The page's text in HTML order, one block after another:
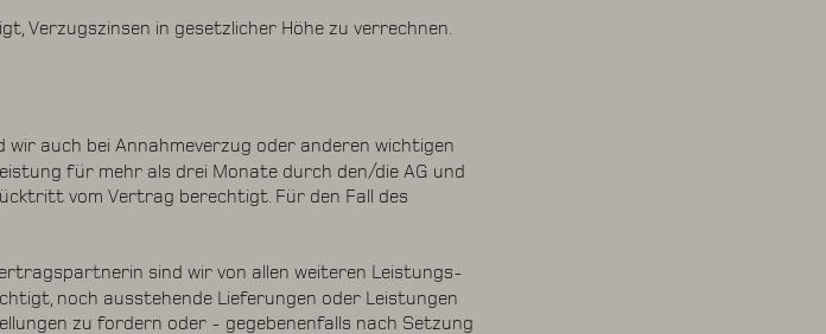
Verzugszinsen in gesetzlicher Höhe zu verrechnen.
wir auch bei Annahmeverzug oder anderen wichtigen
für mehr als drei Monate durch den/die AG und
vom Vertrag berechtigt. Für den Fall des
sind wir von allen weiteren Leistungs-
noch ausstehende Lieferungen oder Leistungen
zu fordern oder - gegebenenfalls nach Setzung